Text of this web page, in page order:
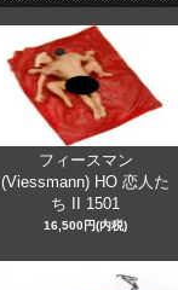
フィースマン
(Viessmann) HO 恋人た
ち II 1501
16,500円(内税)